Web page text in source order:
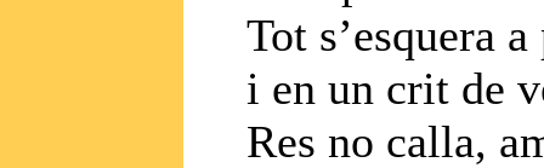
Tot s’esquera
i en un crit de
Res no calla,